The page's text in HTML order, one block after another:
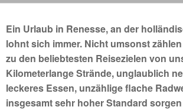
Ein Urlaub in Renesse, an der
lohnt sich immer. Nicht umsonst
zu den beliebtesten Reisezielen von
Kilometerlange Strände, unglaublich
leckeres Essen, unzählige flache
insgesamt sehr hoher Standard